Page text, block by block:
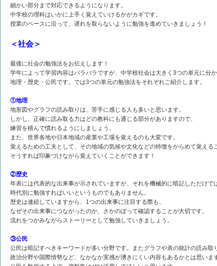
細かい部分まで対応できるようになります。
中学校の理科はいかに上手く覚えていけるかがカギです。
授業のペースに沿って、遅れを取らないように勉強を進めていきましょう！
＜社会＞
最後に社会の勉強法をお伝えします！
学年によって学習内容はバラバラですが、中学校社会は大きく3つの単元に分
地理・歴史・公民です。では3つの単元の勉強法をそれぞれご紹介します。
①地理
地形図やグラフの読み取りは、苦手に感じる人も多いと思います。
しかし、正確に読み取る力はどの教科にも通じる部分がありますので、
練習を積んで慣れるようにしましょう。
また、世界各地や日本地域の産業や工場を覚えるのも大変です。
覚えるための工夫として、その地域の気候や文化などの特徴をからめて覚える
そうすれば印象づけながら覚えていくことができます！
②歴史
年表には代表的な出来事が示されていますが、それを機械的に暗記しただけで
時代別に勉強すればいいというものでもありません。
歴史は連続していますから、1つの出来事に注目する際も、
なぜその出来事につながったのか、さかのぼって確認することが大切です。
流れをつかみながらストーリーとして勉強していきましょう。
③公民
公民は暗記すべきキーワードが多い分野です。またグラフや表の統計の読み取
政治分野や国際情勢など、なかなか実感が湧きにくい内容もあるかとは思いま